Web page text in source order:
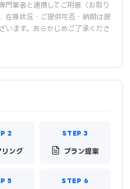
業者と連携してご用意（お取り
在庫状況・ご提供可否・納期は提
います。あらかじめご了承くださ
リング プラン提案